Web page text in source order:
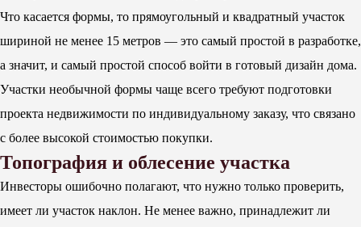
Что касается формы, то прямоугольный и квадратный участок
шириной не менее 15 метров — это самый простой в разработке,
а значит, и самый простой способ войти в готовый дизайн дома.
Участки необычной формы чаще всего требуют подготовки
проекта недвижимости по индивидуальному заказу, что связано
с более высокой стоимостью покупки.
Топография и облесение участка
Инвесторы ошибочно полагают, что нужно только проверить,
имеет ли участок наклон. Не менее важно, принадлежит ли